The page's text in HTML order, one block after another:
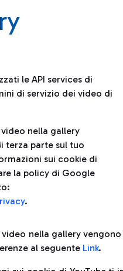
le API services di
di servizio dei video di
nella gallery
terza parte sul tuo
sui cookie di
la policy di Google
.
nella gallery
al seguente Link.